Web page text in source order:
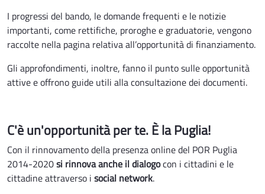
I progressi del bando, le domande frequenti e le notizie
importanti, come rettifiche, proroghe e graduatorie, vengono
raccolte nella pagina relativa all’opportunità di finanziamento.
Gli approfondimenti, inoltre, fanno il punto sulle opportunità
attive e offrono guide utili alla consultazione dei documenti.
C'è un'opportunità per te. È la Puglia!
Con il rinnovamento della presenza online del POR Puglia
2014-2020si rinnova anche il dialogocon i cittadini e le
cittadine attraverso i social network.